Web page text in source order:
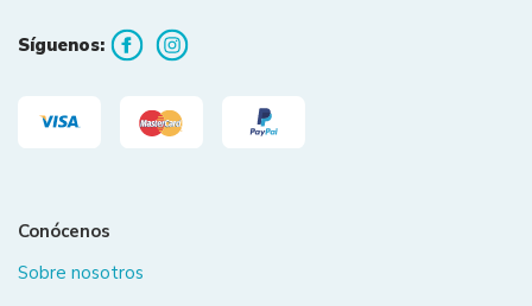
Síguenos:
Conócenos
Sobre nosotros